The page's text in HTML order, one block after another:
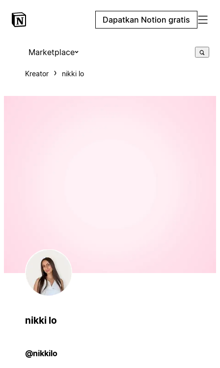
Dapatkan Notion gratis
Marketplace
Kreator nikki lo
nikki lo
@nikkilo